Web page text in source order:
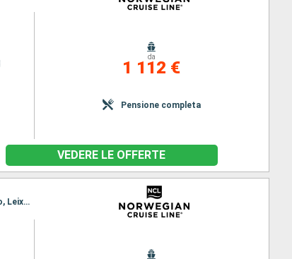
da
1 112 €
Pensione completa
VEDERE LE OFFERTE
Itinerario : Southampton, Zeebrugge, Ijmuiden/Amsterdam, Le Havre, Le Verdon, Bilbao, La Coruna, Vigo, Leixoes, Lisbona